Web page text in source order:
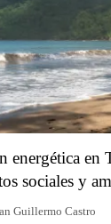
energética en
sociales y
Guillermo Castro